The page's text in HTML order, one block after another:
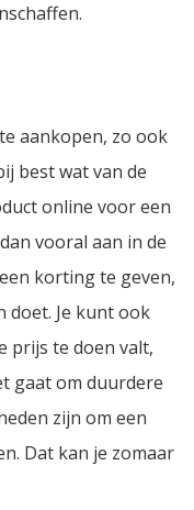
aankopen, zo ook
best wat van de
online voor een
vooral aan in de
korting te geven,
doet. Je kunt ook
prijs te doen valt,
gaat om duurdere
zijn om een
Dat kan je zomaar